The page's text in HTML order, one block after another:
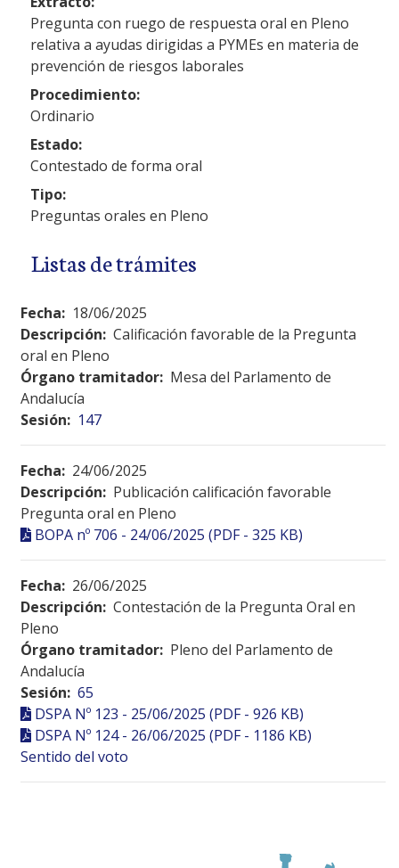
Pregunta con ruego de respuesta oral en Pleno
relativa a ayudas dirigidas a PYMEs en materia de
prevención de riesgos laborales
Procedimiento:
Ordinario
Estado:
Contestado de forma oral
Tipo:
Preguntas orales en Pleno
Listas de trámites
Fecha: 18/06/2025
Descripción: Calificación favorable de la Pregunta
oral en Pleno
Órgano tramitador: Mesa del Parlamento de
Andalucía
Sesión: 147
Fecha: 24/06/2025
Descripción: Publicación calificación favorable
Pregunta oral en Pleno
BOPA nº 706 - 24/06/2025 (PDF - 325 KB)
Fecha: 26/06/2025
Descripción: Contestación de la Pregunta Oral en
Pleno
Órgano tramitador: Pleno del Parlamento de
Andalucía
Sesión: 65
DSPA Nº 123 - 25/06/2025 (PDF - 926 KB)
DSPA Nº 124 - 26/06/2025 (PDF - 1186 KB)
Sentido del voto